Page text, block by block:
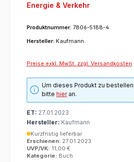
Energie & Verkehr
Produktnummer: 7806-5188-4
Hersteller: Kaufmann
Preise exkl. MwSt. zzgl. Versandkosten
Um dieses Produkt zu
bittehieran.
ET: 27.01.2023
Hersteller: Kaufmann
Kurzfristig lieferbar
Erschienen: 27.01.2023
UVP/VK: 11,00 €
Kategorie: Buch